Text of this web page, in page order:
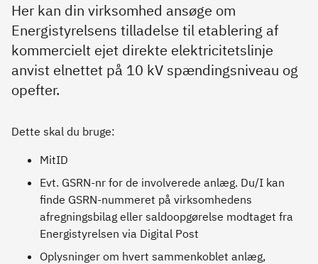
Her kan din virksomhed ansøge om
Energistyrelsens tilladelse til etablering af
kommercielt ejet direkte elektricitetslinje
anvist elnettet på 10 kV spændingsniveau og
opefter.
Dette skal du bruge:
MitID
Evt. GSRN-nr for de involverede anlæg. Du/I kan
finde GSRN-nummeret på virksomhedens
afregningsbilag eller saldoopgørelse modtaget fra
Energistyrelsen via Digital Post
Oplysninger om hvert sammenkoblet anlæg,